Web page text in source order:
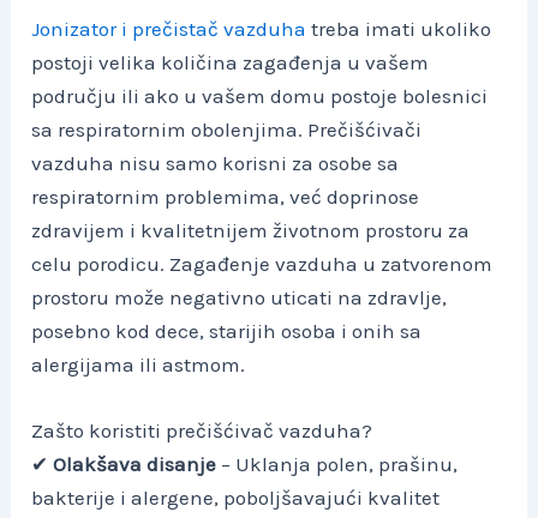
Jonizator i prečistač vazduha treba imati ukoliko
postoji velika količina zagađenja u vašem
području ili ako u vašem domu postoje bolesnici
sa respiratornim obolenjima. Prečišćivači
vazduha nisu samo korisni za osobe sa
respiratornim problemima, već doprinose
zdravijem i kvalitetnijem životnom prostoru za
celu porodicu. Zagađenje vazduha u zatvorenom
prostoru može negativno uticati na zdravlje,
posebno kod dece, starijih osoba i onih sa
alergijama ili astmom.
Zašto koristiti prečišćivač vazduha?
✔Olakšava disanje – Uklanja polen, prašinu,
bakterije i alergene, poboljšavajući kvalitet